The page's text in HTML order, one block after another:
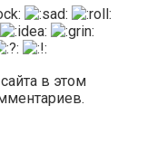
в этом